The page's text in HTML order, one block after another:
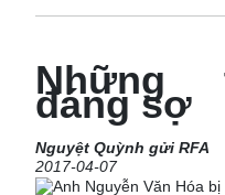
Những
đáng sợ
Nguyệt Quỳnh gửi RFA
2017-04-07